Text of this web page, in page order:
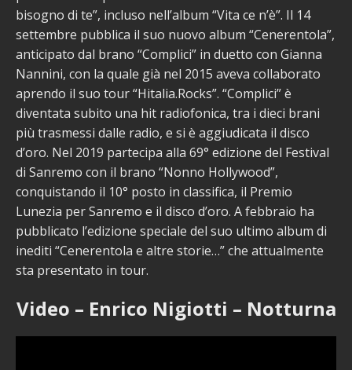
bisogno di te”, incluso nell’album “Vita ce n’è”. Il 14
settembre pubblica il suo nuovo album “Cenerentola”,
anticipato dal brano “Complici” in duetto con Gianna
Nannini, con la quale già nel 2015 aveva collaborato
aprendo il suo tour “Hitalia.Rocks”. “Complici” è
diventata subito una hit radiofonica, tra i dieci brani
più trasmessi dalle radio, e si è aggiudicata il disco
d’oro. Nel 2019 partecipa alla 69° edizione del Festival
di Sanremo con il brano “Nonno Hollywood”,
conquistando il 10° posto in classifica, il Premio
Lunezia per Sanremo e il disco d’oro. A febbraio ha
pubblicato l’edizione speciale del suo ultimo album di
inediti “Cenerentola e altre storie…” che attualmente
sta presentato in tour.
Video – Enrico Nigiotti – Notturna